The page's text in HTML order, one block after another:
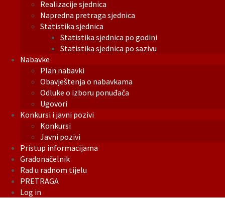
Realizacije sjednica
Napredna pretraga sjednica
Statistika sjednica
Statistika sjednica po godini
Statistika sjednica po sazivu
Nabavke
Plan nabavki
Obavještenja o nabavkama
Odluke o izboru ponuđača
Ugovori
Konkursi i javni pozivi
Konkursi
Javni pozivi
Pristup informacijama
Gradonačelnik
Rad u radnom tijelu
PRETRAGA
Log in